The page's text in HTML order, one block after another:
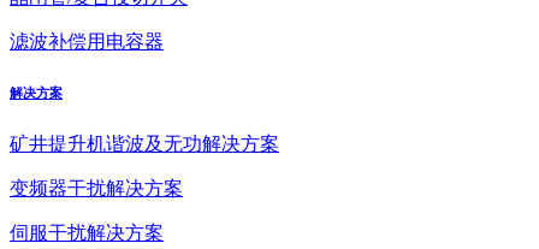
滤波补偿用电容器
解决方案
矿井提升机谐波及无功解决方案
变频器干扰解决方案
伺服干扰解决方案